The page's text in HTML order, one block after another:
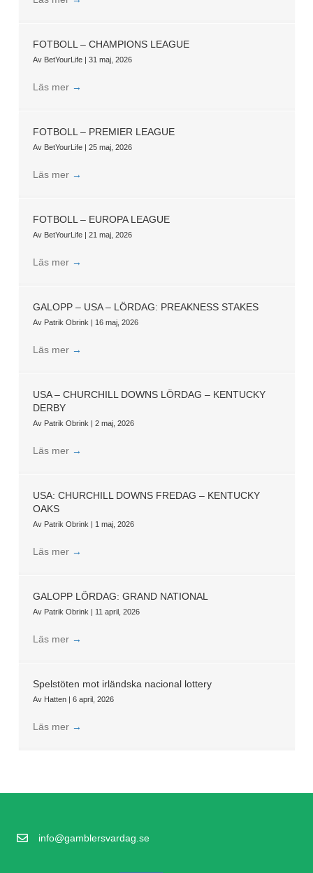
FOTBOLL – CHAMPIONS LEAGUE
Av BetYourLife | 31 maj, 2026
Läs mer →
FOTBOLL – PREMIER LEAGUE
Av BetYourLife | 25 maj, 2026
Läs mer →
FOTBOLL – EUROPA LEAGUE
Av BetYourLife | 21 maj, 2026
Läs mer →
GALOPP – USA – LÖRDAG: PREAKNESS STAKES
Av Patrik Obrink | 16 maj, 2026
Läs mer →
USA – CHURCHILL DOWNS LÖRDAG – KENTUCKY
DERBY
Av Patrik Obrink | 2 maj, 2026
Läs mer →
USA: CHURCHILL DOWNS FREDAG – KENTUCKY
OAKS
Av Patrik Obrink | 1 maj, 2026
Läs mer →
GALOPP LÖRDAG: GRAND NATIONAL
Av Patrik Obrink | 11 april, 2026
Läs mer →
Spelstöten mot irländska nacional lottery
Av Hatten | 6 april, 2026
Läs mer →
info@gamblersvardag.se